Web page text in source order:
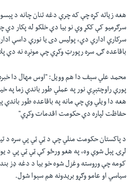
هغه زياته کړه چې که چرې دغه تنان چانه د پېسو
سرګرميو کې ککړ وي نو بيا دې خلکو له پکار
سرکاري اداري دي، پوليس دی يا نورې داسې
باقاعده ګۍ سره رپورټ وکړي چې مونږه نه دې
محمد علي سېف دا هم وويل: "اوس مهال دا خبره
پورې راوچتېږي نور په عملي طور باندې زما
هغه دا ويلي وي چې مانه په باقاعده طور
حفاظت لپاره دې حکومت اقدمات وکړي"
د پاکستان حکومت منلي چې د ټي ټي پي سره د
لړۍ پېل شوې وه، په هغو ورځو کې ټي ټي پي د
کومه چې وروسته وغزل شوه خو بيا د دغه ډز
سياسي او عامو وګړو بريدونه هم سېوا شول.